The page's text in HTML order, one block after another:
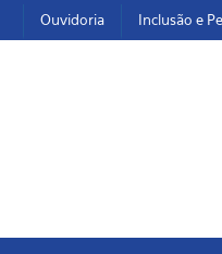
Ouvidoria Inclusão e